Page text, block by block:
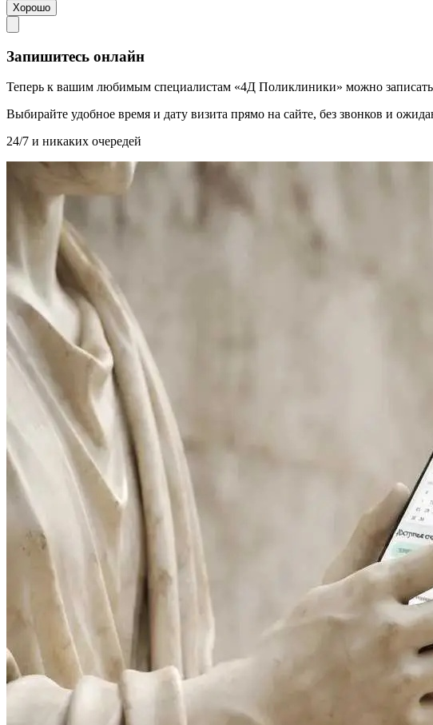
Хорошо
Запишитесь онлайн
Теперь к вашим любимым специалистам «4Д Поликлиники» можно
Выбирайте удобное время и дату визита прямо на сайте, без звонков и
24/7 и никаких очередей